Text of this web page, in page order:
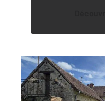
ST ANGE LE VIEL 77
167 m2, 5 pièces
Ref : 24340